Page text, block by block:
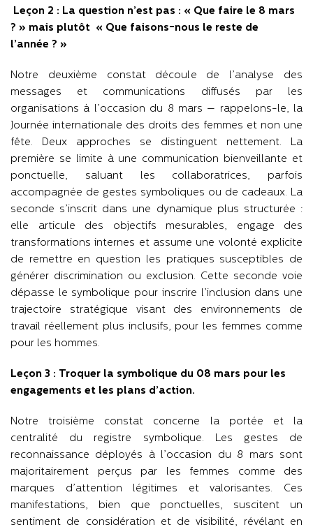
Leçon 2 : La question n’est pas : « Que faire le 8 mars
? » mais plutôt « Que faisons-nous le reste de
l’année ? »
Notre deuxième constat découle de l’analyse des
messages et communications diffusés par les
organisations à l’occasion du 8 mars — rappelons-le, la
Journée internationale des droits des femmes et non une
fête. Deux approches se distinguent nettement. La
première se limite à une communication bienveillante et
ponctuelle, saluant les collaboratrices, parfois
accompagnée de gestes symboliques ou de cadeaux. La
seconde s’inscrit dans une dynamique plus structurée :
elle articule des objectifs mesurables, engage des
transformations internes et assume une volonté explicite
de remettre en question les pratiques susceptibles de
générer discrimination ou exclusion. Cette seconde voie
dépasse le symbolique pour inscrire l’inclusion dans une
trajectoire stratégique visant des environnements de
travail réellement plus inclusifs, pour les femmes comme
pour les hommes.
Leçon 3 : Troquer la symbolique du 08 mars pour les
engagements et les plans d’action.
Notre troisième constat concerne la portée et la
centralité du registre symbolique. Les gestes de
reconnaissance déployés à l’occasion du 8 mars sont
majoritairement perçus par les femmes comme des
marques d’attention légitimes et valorisantes. Ces
manifestations, bien que ponctuelles, suscitent un
sentiment de considération et de visibilité, révélant en